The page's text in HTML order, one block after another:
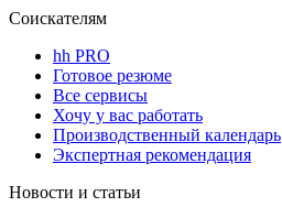
Соискателям
hh PRO
Готовое резюме
Все сервисы
Хочу у вас работать
Производственный календарь
Экспертная рекомендация
Новости и статьи